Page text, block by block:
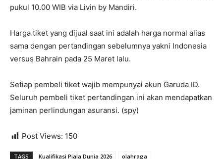
pukul 10.00 WIB via Livin by Mandiri.
Harga tiket yang dijual saat ini adalah harga normal alias
sama dengan pertandingan sebelumnya yakni Indonesia
versus Bahrain pada 25 Maret lalu.
Setiap pembeli tiket wajib mempunyai akun Garuda ID.
Seluruh pembeli tiket pertandingan ini akan mendapatkan
jaminan perlindungan asuransi. (spy)
Post Views: 150
TAGS Kualifikasi Piala Dunia 2026 olahraga